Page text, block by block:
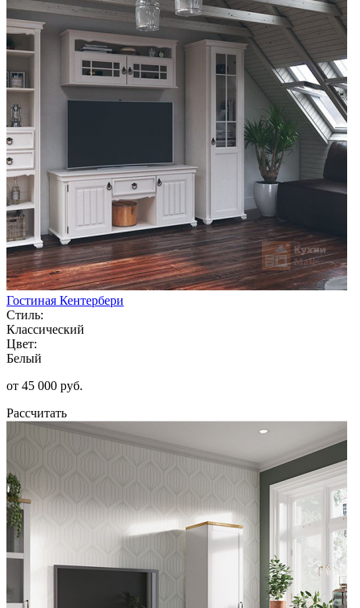
Гостиная Кентербери
Стиль:
Классический
Цвет:
Белый
от 45 000 руб.
Рассчитать